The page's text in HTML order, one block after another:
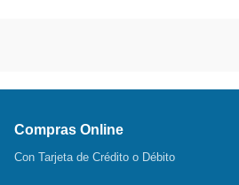
Compras Online
Con Tarjeta de Crédito o Débito